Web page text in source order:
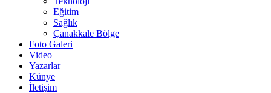
Eğitim
Sağlık
Çanakkale Bölge
Foto Galeri
Video
Yazarlar
Künye
İletişim